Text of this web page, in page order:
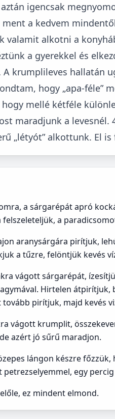
igencsak
a kedvem
valamit alkotni a
a gyerekkel és
krumplileves hallatán
hogy „apa-féle”
mellé kétféle
maradjunk a levesnél.
„létyót” alkottunk. El
a sárgarépát apró
a
aranysárgára pirítjuk,
a tűzre, felöntjük kevés
vágott sárgarépát,
Hirtelen átpirítjuk,
pirítjuk, majd kevés
vágott krumplit,
azért jó sűrű maradjon.
lángon készre
egy
ez mindent elmond.